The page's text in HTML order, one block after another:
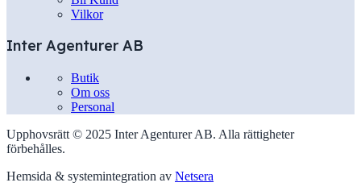
Vilkor
Inter Agenturer AB
Butik
Om oss
Personal
Upphovsrätt © 2025 Inter Agenturer AB. Alla rättigheter
förbehålles.
Hemsida & systemintegration av Netsera